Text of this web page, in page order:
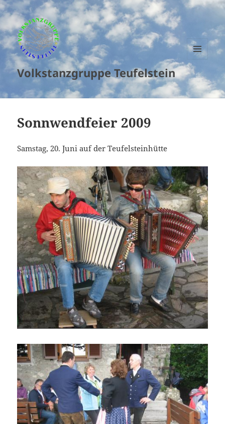
Volkstanzgruppe Teufelstein
MENU
AND
WIDGETS
Sonnwendfeier 2009
Samstag, 20. Juni auf der Teufelsteinhütte